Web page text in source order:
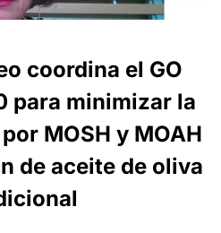
coordina el GO
para minimizar la
MOSH y MOAH
de aceite de oliva